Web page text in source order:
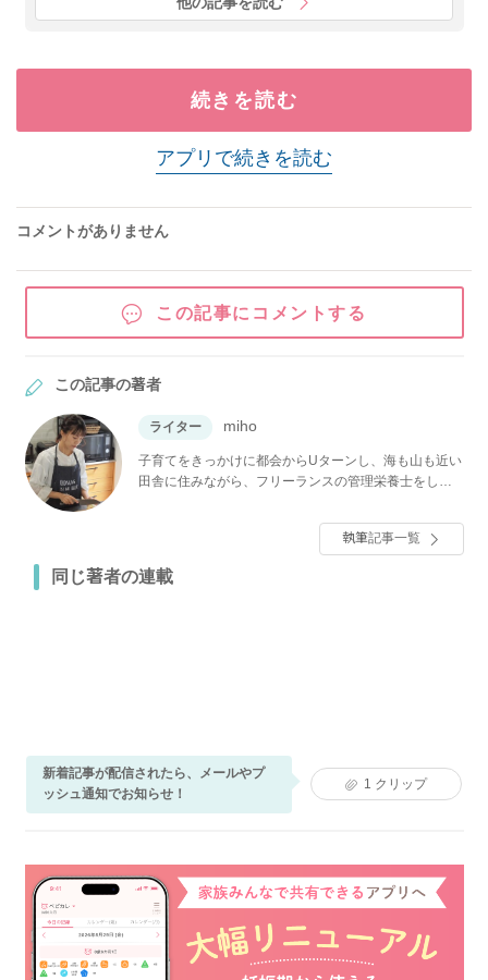
続きを読む
アプリで続きを読む
コメントがありません
この記事にコメントする
この記事の著者
ライター miho
子育てをきっかけに都会からUターンし、海も山も近い
田舎に住みながら、フリーランスの管理栄養士をして
約レシピなどを楽しくわかりやすく伝えていければと
執筆記事一覧
同じ著者の連載
新着記事が配信されたら、メールやプ
ッシュ通知でお知らせ！
1 クリップ